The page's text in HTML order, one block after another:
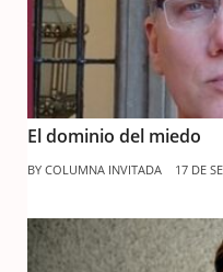
El dominio del miedo
BY COLUMNA INVITADA 17 DE